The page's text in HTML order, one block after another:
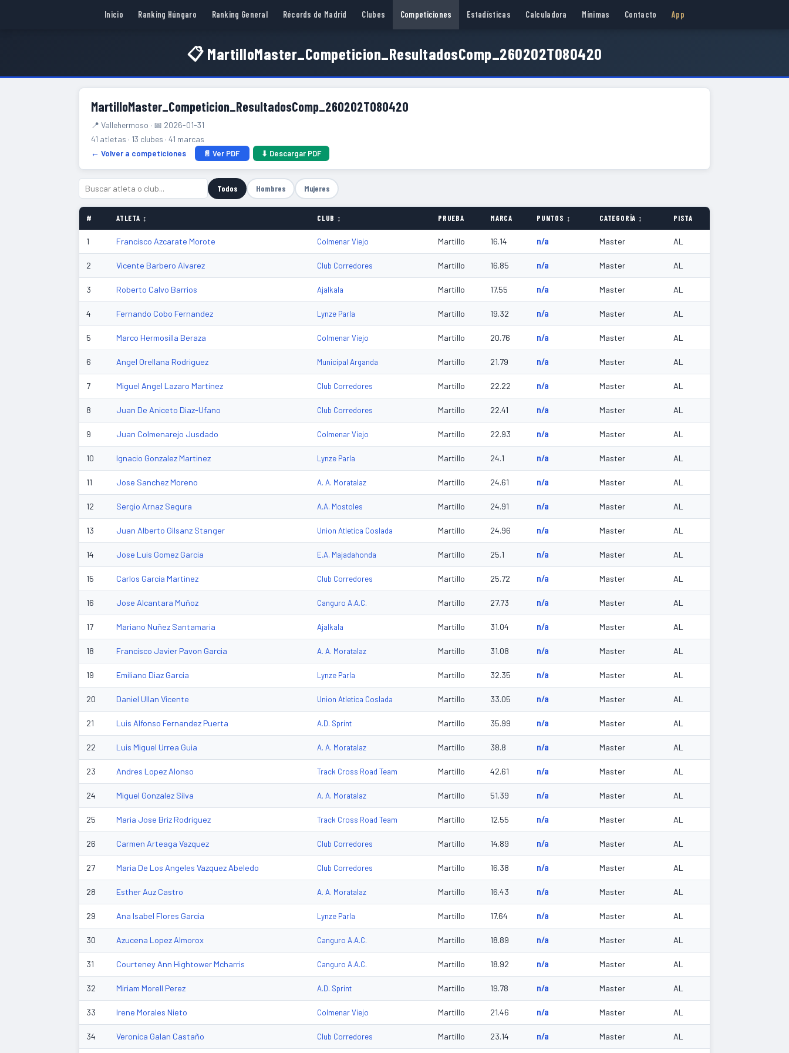
Inicio Ranking Húngaro Ranking General Récords de Madrid Clubes Competiciones Estadísticas Calculadora Mínimas Contacto App
📋 MartilloMaster_Competicion_ResultadosComp_260202T080420
MartilloMaster_Competicion_ResultadosComp_260202T080420
📍 Vallehermoso · 📅 2026-01-31
41 atletas · 13 clubes · 41 marcas
← Volver a competiciones
📄 Ver PDF ⬇ Descargar PDF
Todos Hombres Mujeres
# ATLETA ↕ CLUB ↕ PRUEBA MARCA PUNTOS ↕ CATEGORÍA ↕ PISTA
1 Francisco Azcarate Morote Colmenar Viejo Martillo 16.14 n/a Master AL
2 Vicente Barbero Alvarez Club Corredores Martillo 16.85 n/a Master AL
3 Roberto Calvo Barrios Ajalkala Martillo 17.55 n/a Master AL
4 Fernando Cobo Fernandez Lynze Parla Martillo 19.32 n/a Master AL
5 Marco Hermosilla Beraza Colmenar Viejo Martillo 20.76 n/a Master AL
6 Angel Orellana Rodriguez Municipal Arganda Martillo 21.79 n/a Master AL
7 Miguel Angel Lazaro Martinez Club Corredores Martillo 22.22 n/a Master AL
8 Juan De Aniceto Diaz-Ufano Club Corredores Martillo 22.41 n/a Master AL
9 Juan Colmenarejo Jusdado Colmenar Viejo Martillo 22.93 n/a Master AL
10 Ignacio Gonzalez Martinez Lynze Parla Martillo 24.1 n/a Master AL
11 Jose Sanchez Moreno A. A. Moratalaz Martillo 24.61 n/a Master AL
12 Sergio Arnaz Segura A.A. Mostoles Martillo 24.91 n/a Master AL
13 Juan Alberto Gilsanz Stanger Union Atletica Coslada Martillo 24.96 n/a Master AL
14 Jose Luis Gomez Garcia E.A. Majadahonda Martillo 25.1 n/a Master AL
15 Carlos Garcia Martinez Club Corredores Martillo 25.72 n/a Master AL
16 Jose Alcantara Muñoz Canguro A.A.C. Martillo 27.73 n/a Master AL
17 Mariano Nuñez Santamaria Ajalkala Martillo 31.04 n/a Master AL
18 Francisco Javier Pavon Garcia A. A. Moratalaz Martillo 31.08 n/a Master AL
19 Emiliano Diaz Garcia Lynze Parla Martillo 32.35 n/a Master AL
20 Daniel Ullan Vicente Union Atletica Coslada Martillo 33.05 n/a Master AL
21 Luis Alfonso Fernandez Puerta A.D. Sprint Martillo 35.99 n/a Master AL
22 Luis Miguel Urrea Guia A. A. Moratalaz Martillo 38.8 n/a Master AL
23 Andres Lopez Alonso Track Cross Road Team Martillo 42.61 n/a Master AL
24 Miguel Gonzalez Silva A. A. Moratalaz Martillo 51.39 n/a Master AL
25 Maria Jose Briz Rodriguez Track Cross Road Team Martillo 12.55 n/a Master AL
26 Carmen Arteaga Vazquez Club Corredores Martillo 14.89 n/a Master AL
27 Maria De Los Angeles Vazquez Abeledo Club Corredores Martillo 16.38 n/a Master AL
28 Esther Auz Castro A. A. Moratalaz Martillo 16.43 n/a Master AL
29 Ana Isabel Flores Garcia Lynze Parla Martillo 17.64 n/a Master AL
30 Azucena Lopez Almorox Canguro A.A.C. Martillo 18.89 n/a Master AL
31 Courteney Ann Hightower Mcharris Canguro A.A.C. Martillo 18.92 n/a Master AL
32 Miriam Morell Perez A.D. Sprint Martillo 19.78 n/a Master AL
33 Irene Morales Nieto Colmenar Viejo Martillo 21.46 n/a Master AL
34 Veronica Galan Castaño Club Corredores Martillo 23.14 n/a Master AL